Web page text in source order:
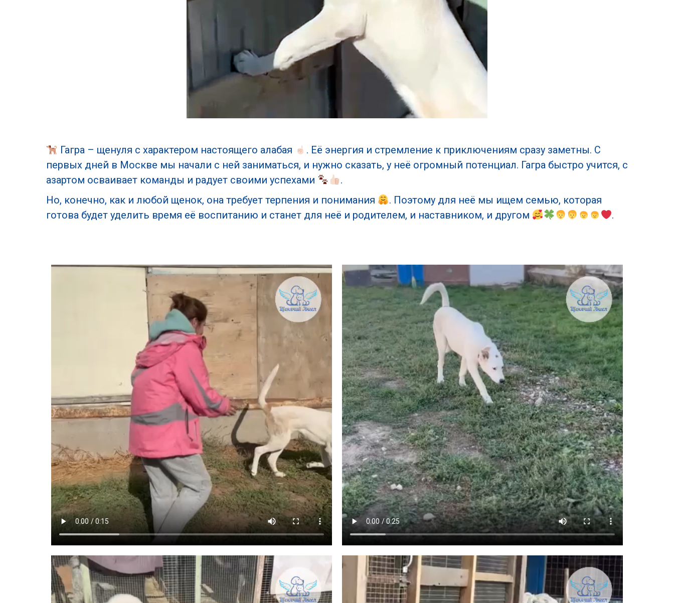
Гагра – щенуля с характером настоящего алабая
. Её энергия и стремление к приключениям сразу заметны. С
первых дней в Москве мы начали с ней заниматься, и нужно сказать, у неё огромный потенциал. Гагра быстро учится, с
азартом осваивает команды и радует своими успехами
.
Но, конечно, как и любой щенок, она требует терпения и понимания
. Поэтому для неё мы ищем семью, которая
готова будет уделить время её воспитанию и станет для неё и родителем, и наставником, и другом
.